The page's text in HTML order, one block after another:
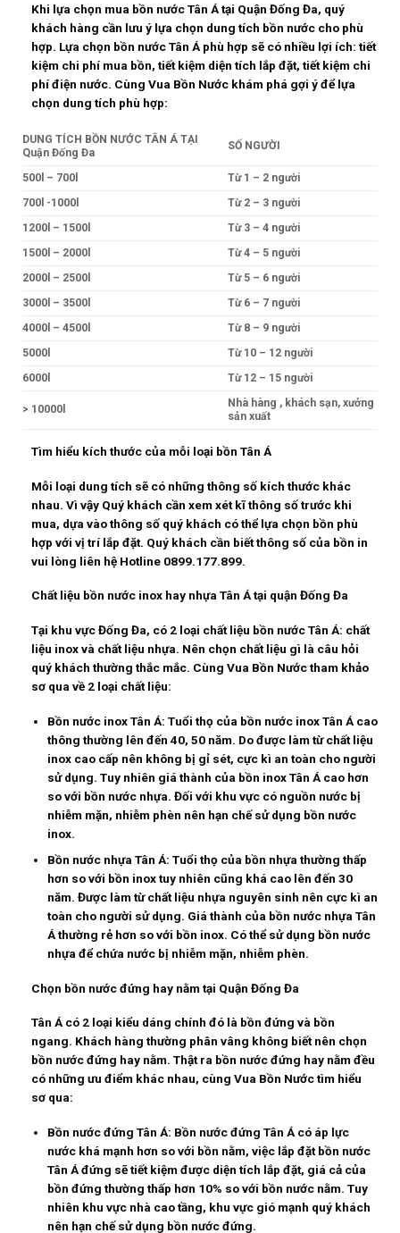
Khi lựa chọn mua bồn nước Tân Á tại Quận Đống Đa, quý
khách hàng cần lưu ý lựa chọn dung tích bồn nước cho phù
hợp. Lựa chọn bồn nước Tân Á phù hợp sẽ có nhiều lợi ích: tiết
kiệm chi phí mua bồn, tiết kiệm diện tích lắp đặt, tiết kiệm chi
phí điện nước. Cùng Vua Bồn Nước khám phá gợi ý để lựa
chọn dung tích phù hợp:
DUNG TÍCH BỒN NƯỚC TÂN Á TẠI
Quận Đống Đa
SỐ NGƯỜI
500l – 700l
Từ 1 – 2 người
700l -1000l
Từ 2 – 3 người
1200l – 1500l
Từ 3 – 4 người
1500l – 2000l
Từ 4 – 5 người
2000l – 2500l
Từ 5 – 6 người
3000l – 3500l
Từ 6 – 7 người
4000l – 4500l
Từ 8 – 9 người
5000l
Từ 10 – 12 người
6000l
Từ 12 – 15 người
> 10000l
Nhà hàng , khách sạn, xưởng
sản xuất
Tìm hiểu kích thước của mỗi loại bồn Tân Á
Mỗi loại dung tích sẽ có những thông số kích thước khác
nhau. Vì vậy Quý khách cần xem xét kĩ thông số trước khi
mua, dựa vào thông số quý khách có thể lựa chọn bồn phù
hợp với vị trí lắp đặt. Quý khách cần biết thông số của bồn in
vui lòng liên hệ Hotline 0899.177.899.
Chất liệu bồn nước inox hay nhựa Tân Á tại quận Đống Đa
Tại khu vực Đống Đa, có 2 loại chất liệu bồn nước Tân Á: chất
liệu inox và chất liệu nhựa. Nên chọn chất liệu gì là câu hỏi
quý khách thường thắc mắc. Cùng Vua Bồn Nước tham khảo
sơ qua về 2 loại chất liệu:
Bồn nước inox Tân Á: Tuổi thọ của bồn nước inox Tân Á cao
thông thường lên đến 40, 50 năm. Do được làm từ chất liệu
inox cao cấp nên không bị gỉ sét, cực kì an toàn cho người
sử dụng. Tuy nhiên giá thành của bồn inox Tân Á cao hơn
so với bồn nước nhựa. Đối với khu vực có nguồn nước bị
nhiễm mặn, nhiễm phèn nên hạn chế sử dụng bồn nước
inox.
Bồn nước nhựa Tân Á: Tuổi thọ của bồn nhựa thường thấp
hơn so với bồn inox tuy nhiên cũng khá cao lên đến 30
năm. Được làm từ chất liệu nhựa nguyên sinh nên cực kì an
toàn cho người sử dụng. Giá thành của bồn nước nhựa Tân
Á thường rẻ hơn so với bồn inox. Có thể sử dụng bồn nước
nhựa để chứa nước bị nhiễm mặn, nhiễm phèn.
Chọn bồn nước đứng hay nằm tại Quận Đống Đa
Tân Á có 2 loại kiểu dáng chính đó là bồn đứng và bồn
ngang. Khách hàng thường phân vâng không biết nên chọn
bồn nước đứng hay nằm. Thật ra bồn nước đứng hay nằm đều
có những ưu điểm khác nhau, cùng Vua Bồn Nước tìm hiểu
sơ qua:
Bồn nước đứng Tân Á: Bồn nước đứng Tân Á có áp lực
nước khá mạnh hơn so với bồn nằm, việc lắp đặt bồn nước
Tân Á đứng sẽ tiết kiệm được diện tích lắp đặt, giá cả của
bồn đứng thường thấp hơn 10% so với bồn nước nằm. Tuy
nhiên khu vực nhà cao tầng, khu vực gió mạnh quý khách
nên hạn chế sử dụng bồn nước đứng.